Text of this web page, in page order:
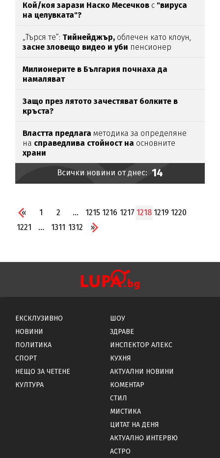
Кой/коя зарази Наско Месечков с "вируса
на целувката"?
„Търся те“: Тийнейджър, облечен като клоун,
засне зловещо видео и уби пенсионер
Милионерите в България почнаха да
намаляват
Защо през лятото зачестяват болките в
кръста?
Властта предлага методика за определяне
на справедлива стойност на основните
храни
Всички новини от днес: 14
« 1 2 ... 1215 1216 1217 1218 1219 1220
1221
... 1311 1312 »
ЕКСКЛУЗИВНО
НОВИНИ
ПОЛИТИКА
СПОРТ
НЕЩО ЗА ЧЕТЕНЕ
КУЛТУРА
ШОУ
ЗДРАВЕ
ИНСПЕКТОР АЛЕКС
КУХНЯ
АКТУАЛНИ НОВИНИ
КОМЕНТАР
СТИЛ
МИСТИКА
ЦИТАТ НА ДЕНЯ
АКТУАЛНО ИНТЕРВЮ
АСТРО